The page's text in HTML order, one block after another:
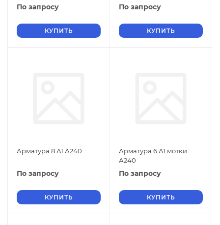
По запросу
КУПИТЬ
По запросу
КУПИТЬ
Арматура 8 А1 А240
По запросу
КУПИТЬ
Арматура 6 А1 мотки
А240
По запросу
КУПИТЬ